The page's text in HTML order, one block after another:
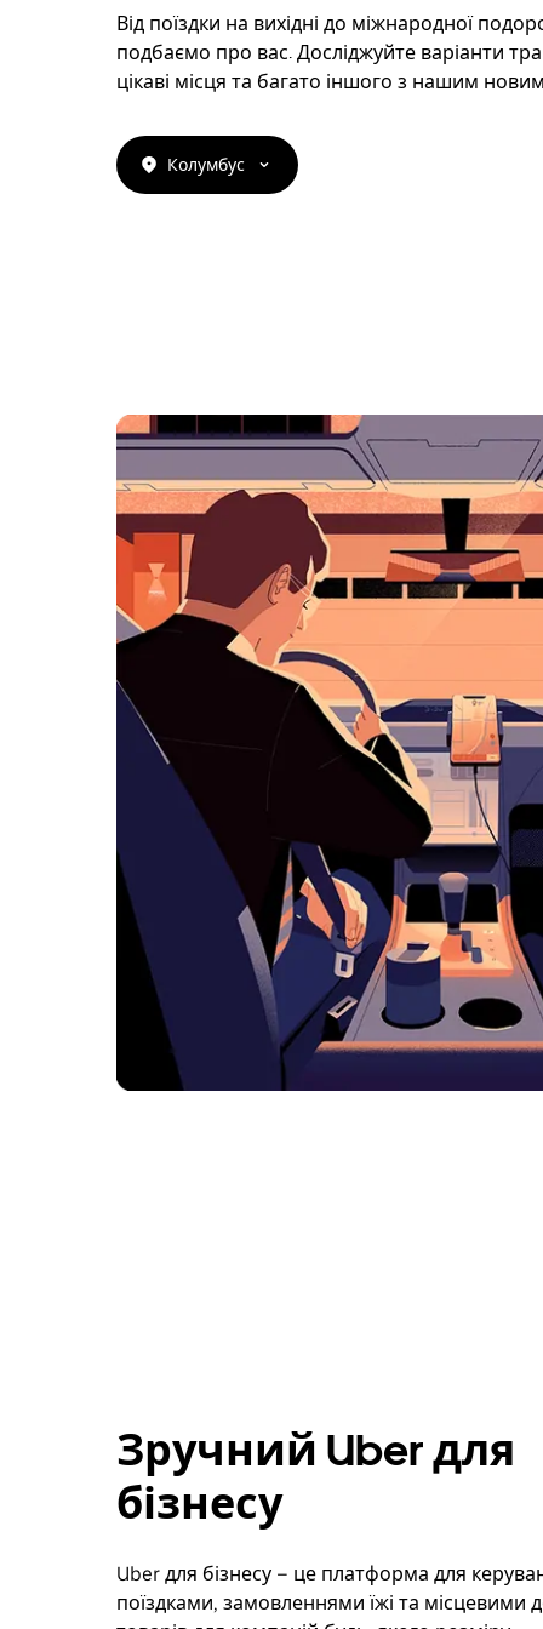
Від поїздки на вихідні до міжнародної
подбаємо про вас. Досліджуйте варіанти
цікаві місця та багато іншого з нашим
Колумбус
Зручний Uber для
бізнесу
Uber для бізнесу – це платформа для
поїздками, замовленнями їжі та місцевими